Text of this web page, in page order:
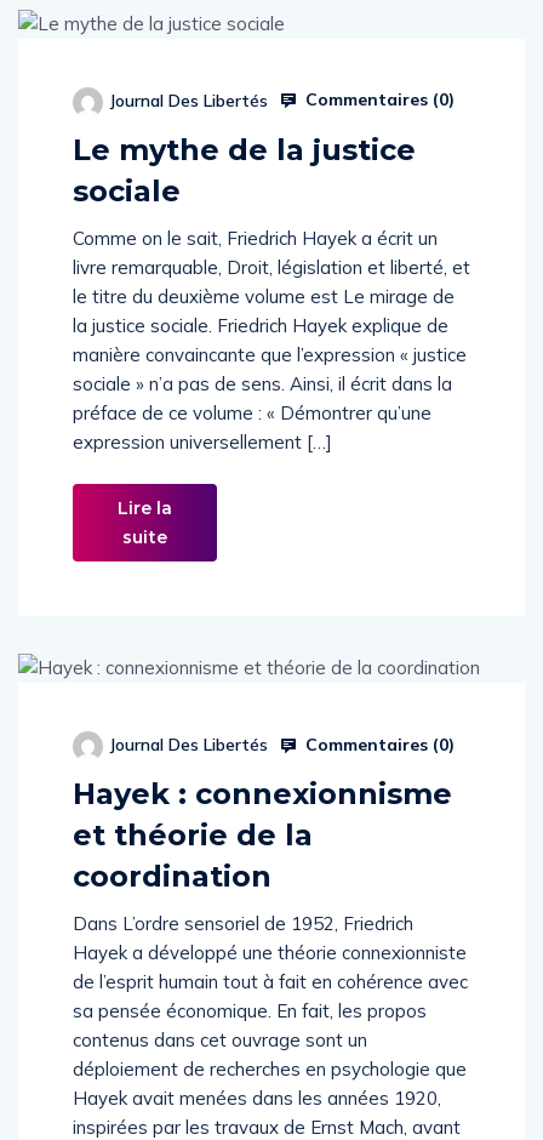
Journal Des Libertés Commentaires (0)
Le mythe de la justice
sociale
Comme on le sait, Friedrich Hayek a écrit un
livre remarquable, Droit, législation et liberté, et
le titre du deuxième volume est Le mirage de
la justice sociale. Friedrich Hayek explique de
manière convaincante que l’expression « justice
sociale » n’a pas de sens. Ainsi, il écrit dans la
préface de ce volume : « Démontrer qu’une
expression universellement […]
Lire la
suite
Journal Des Libertés Commentaires (0)
Hayek : connexionnisme
et théorie de la
coordination
Dans L’ordre sensoriel de 1952, Friedrich
Hayek a développé une théorie connexionniste
de l’esprit humain tout à fait en cohérence avec
sa pensée économique. En fait, les propos
contenus dans cet ouvrage sont un
déploiement de recherches en psychologie que
Hayek avait menées dans les années 1920,
inspirées par les travaux de Ernst Mach, avant